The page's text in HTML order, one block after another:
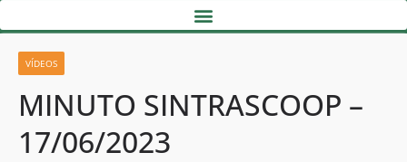
VÍDEOS
MINUTO SINTRASCOOP –
17/06/2023